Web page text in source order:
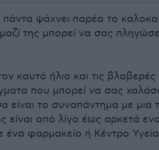
ψάχνει παρέα το
της μπορεί να σας
καυτό ήλιο και τις βλαβερές
που μπορεί να σας
είναι το συναπάντημα με μια
είναι από λίγο έως αρκετά
ένα φαρμακείο ή Κέντρο